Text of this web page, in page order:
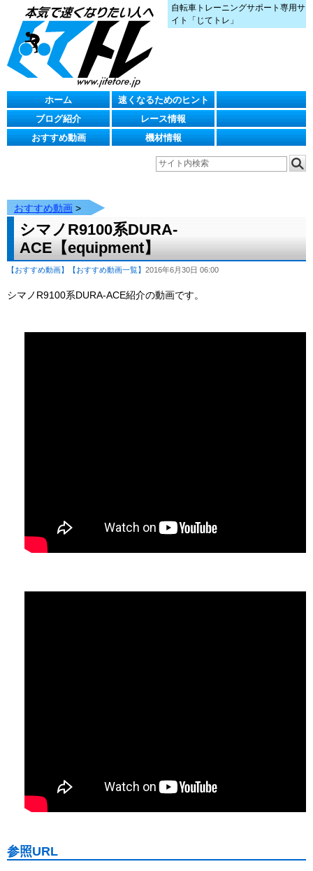
自転車トレーニングサポート専用サ
イト「じてトレ」
ホーム
速くなるためのヒント
ブログ紹介
レース情報
おすすめ動画
機材情報
おすすめ動画 >
シマノR9100系DURA-
ACE【equipment】
【おすすめ動画】 【おすすめ動画一覧】 2016年6月30日 06:00
シマノR9100系DURA-ACE紹介の動画です。
参照URL